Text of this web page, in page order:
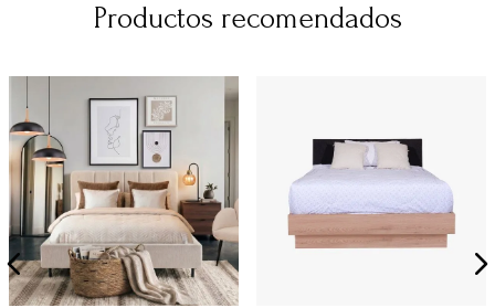
Productos recomendados